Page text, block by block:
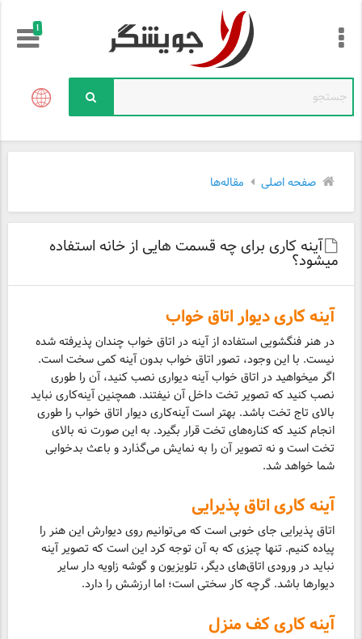
!
صفحه اصلی مقاله‌ها
آینه کاری برای چه قسمت هایی از خانه استفاده
میشود؟
آینه‌ کاری دیوار اتاق خواب
در هنر فنگشویی استفاده از آینه در اتاق خواب چندان پذیرفته شده
نیست. با این وجود، تصور اتاق خواب بدون آینه کمی سخت است.
اگر میخواهید در اتاق خواب آینه دیواری نصب کنید، آن را طوری
نصب کنید که تصویر تخت داخل آن نیفتند. همچنین آینه‌کاری نباید
بالای تاج تخت باشد. بهتر است آینه‌کاری دیوار اتاق خواب را طوری
انجام کنید که کناره‌های تخت قرار بگیرد. به این صورت نه بالای
تخت است و نه تصویر آن را به نمایش می‌گذارد و باعث بدخوابی
شما خواهد شد.
آینه ‌کاری اتاق پذیرایی
اتاق پذیرایی جای خوبی است که می‌توانیم روی دیوارش این هنر را
پیاده کنیم. تنها چیزی که به آن توجه کرد این است که تصویر آینه
نباید در ورودی اتاق‌های دیگر، تلویزیون و گوشه زاویه دار سایر
دیوارها باشد. گرچه کار سختی است؛ اما ارزشش را دارد.
آینه کاری کف منزل